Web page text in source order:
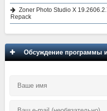
Zoner Photo Studio X
Repack
Обсуждение программы